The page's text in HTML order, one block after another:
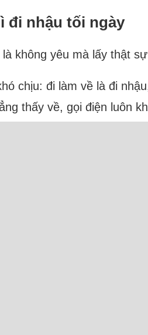
đi nhậu tối ngày
không yêu mà lấy thật
chịu: đi làm về là đi
thấy về, gọi điện luôn